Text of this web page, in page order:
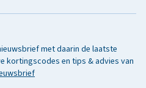
met daarin de laatste
kortingscodes en tips & advies van